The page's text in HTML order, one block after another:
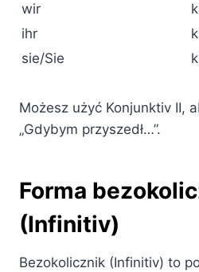
wir
ihr
sie/Sie
Możesz użyć Konjunktiv II,
„Gdybym przyszedł…”.
Forma
(Infinitiv)
Bezokolicznik (Infinitiv) to